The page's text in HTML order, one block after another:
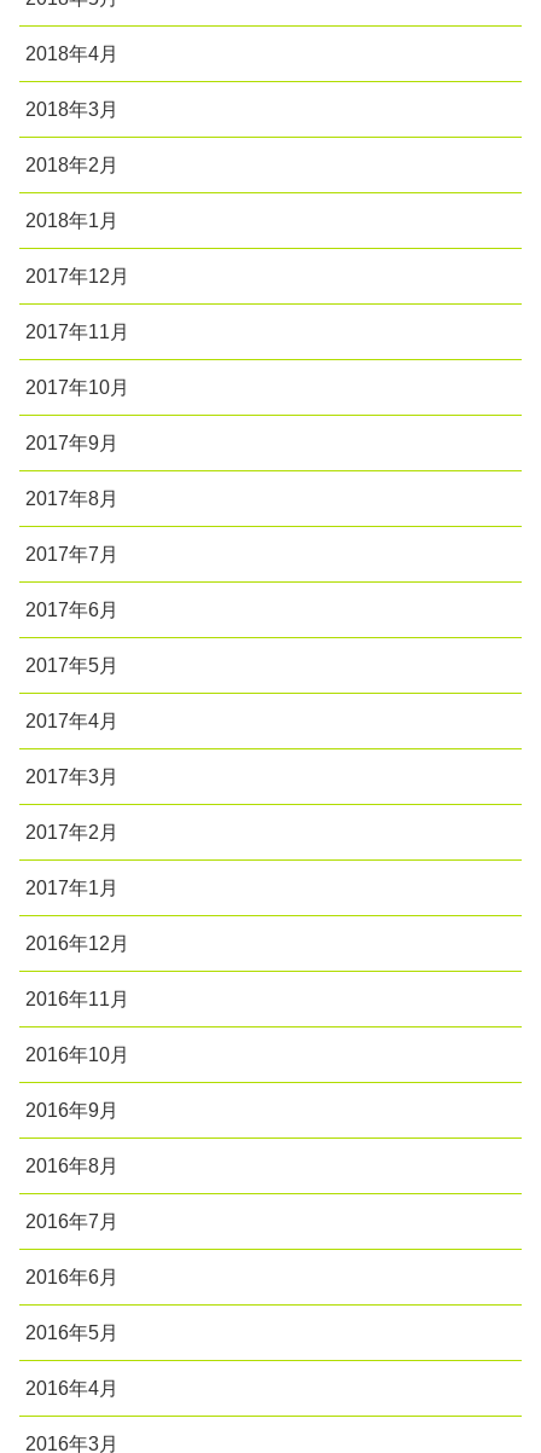
2018年4月
2018年3月
2018年2月
2018年1月
2017年12月
2017年11月
2017年10月
2017年9月
2017年8月
2017年7月
2017年6月
2017年5月
2017年4月
2017年3月
2017年2月
2017年1月
2016年12月
2016年11月
2016年10月
2016年9月
2016年8月
2016年7月
2016年6月
2016年5月
2016年4月
2016年3月